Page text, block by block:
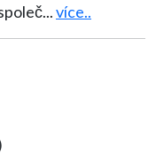
...více..